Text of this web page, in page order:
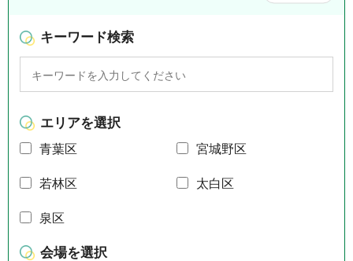
キーワード検索
エリアを選択
青葉区 宮城野区
若林区 太白区
泉区
会場を選択